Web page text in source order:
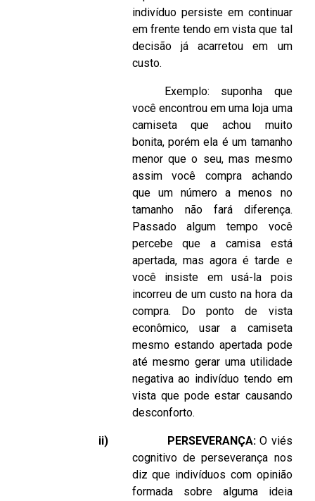
indivíduo persiste em continuar
em frente tendo em vista que tal
decisão já acarretou em um
custo.
Exemplo: suponha que
você encontrou em uma loja uma
camiseta que achou muito
bonita, porém ela é um tamanho
menor que o seu, mas mesmo
assim você compra achando
que um número a menos no
tamanho não fará diferença.
Passado algum tempo você
percebe que a camisa está
apertada, mas agora é tarde e
você insiste em usá-la pois
incorreu de um custo na hora da
compra. Do ponto de vista
econômico, usar a camiseta
mesmo estando apertada pode
até mesmo gerar uma utilidade
negativa ao indivíduo tendo em
vista que pode estar causando
desconforto.
ii) PERSEVERANÇA:O viés
cognitivo de perseverança nos
diz que indivíduos com opinião
formada sobre alguma ideia